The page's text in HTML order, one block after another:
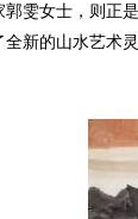
郭雯女士，则正
全新的山水艺术